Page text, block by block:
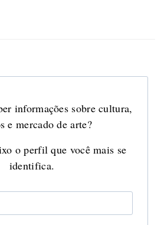
informações sobre cultura,
e mercado de arte?
o perfil que você mais se
identifica.